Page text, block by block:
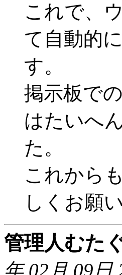
これで、
て自動的
す。
掲示板で
はたいへ
た。
これから
しくお願
管理人むた
年 02月 09日